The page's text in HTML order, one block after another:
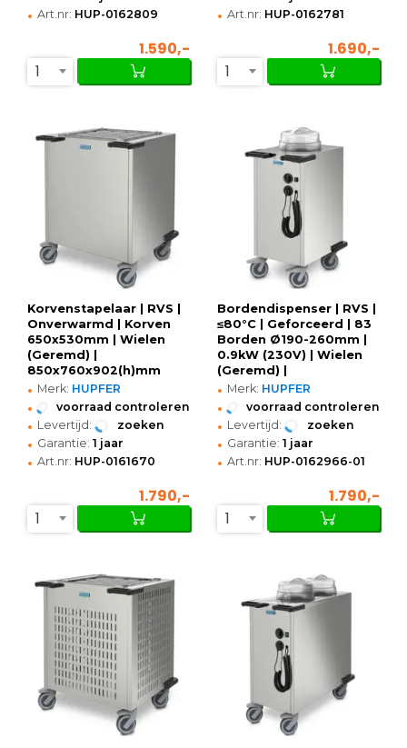
• Art.nr: HUP-0162809
1.590,-
1
• Art.nr: HUP-0162781
1.690,-
1
Korvenstapelaar | RVS |
Onverwarmd | Korven
650x530mm | Wielen
(Geremd) |
850x760x902(h)mm
• Merk: HUPFER
• voorraad controleren
• Levertijd: zoeken
• Garantie: 1 jaar
• Art.nr: HUP-0161670
1.790,-
1
Bordendispenser | RVS |
≤80°C | Geforceerd | 83
Borden Ø190-260mm |
0.9kW (230V) | Wielen
(Geremd) |
610x460x1072(h)mm
• Merk: HUPFER
• voorraad controleren
• Levertijd: zoeken
• Garantie: 1 jaar
• Art.nr: HUP-0162966-01
1.790,-
1